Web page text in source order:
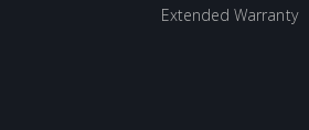
Extended Warranty